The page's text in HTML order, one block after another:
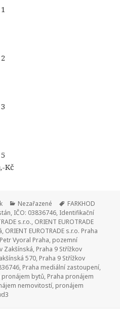
Kč
Rubriky:
Nezařazené Štítky:
FARKHOD
, IČO: 03836746, Identifikační
s.r.o., ORIENT EUROTRADE
, ORIENT EUROTRADE s.r.o. Praha
Petr Vyoral Praha, pozemní
Zakšínská, Praha 9 Střížkov
570, Praha 9 Střížkov
, Praha mediální zastoupení,
pronájem bytů, Praha pronájem
nemovitostí, pronájem